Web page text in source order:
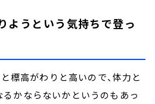
ようという気持ちで登っ
標高がわりと高いので、体力と
かならないかというのもあっ